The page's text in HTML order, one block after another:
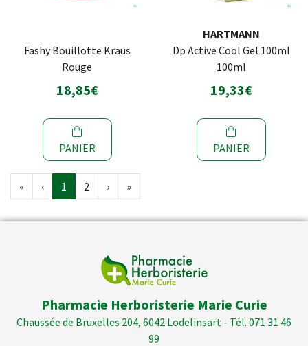
Fashy Bouillotte Kraus
Rouge
18,85€
PANIER
HARTMANN
Dp Active Cool Gel 100ml
100ml
19,33€
PANIER
« ‹ 1 2 › »
Pharmacie Herboristerie Marie Curie
Chaussée de Bruxelles 204, 6042 Lodelinsart - Tél. 071 31 46
99